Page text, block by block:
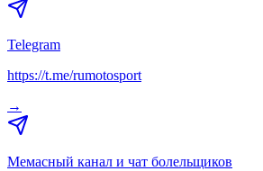
Telegram
https://t.me/rumotosport
→
Мемасный канал и чат болельщиков